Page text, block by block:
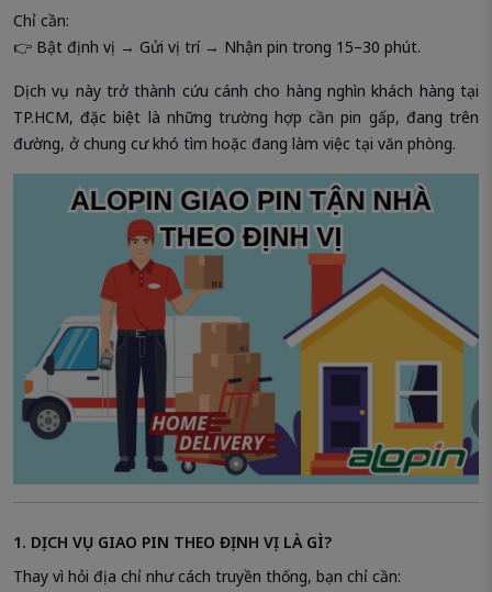
Chỉ cần:
👉 Bật định vị → Gửi vị trí → Nhận pin trong 15–30 phút.
Dịch vụ này trở thành cứu cánh cho hàng nghìn khách hàng tại
TP.HCM, đặc biệt là những trường hợp cần pin gấp, đang trên
đường, ở chung cư khó tìm hoặc đang làm việc tại văn phòng.
1. DỊCH VỤ GIAO PIN THEO ĐỊNH VỊ LÀ GÌ?
Thay vì hỏi địa chỉ như cách truyền thống, bạn chỉ cần: